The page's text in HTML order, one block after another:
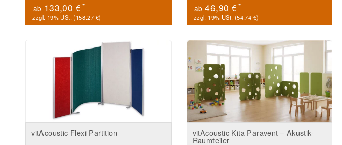
ab 133,00 €*
zzgl. 19% USt. (158.27 €)
ab 46,90 €*
zzgl. 19% USt. (54.74 €)
vitAcoustic Flexi Partition vitAcoustic Kita Paravent – Akustik-
Raumteiler